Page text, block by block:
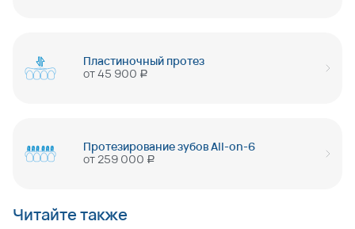
Пластиночный протез
от45 900 руб
Протезирование зубов All-on-6
от 259 000 руб
Читайте также